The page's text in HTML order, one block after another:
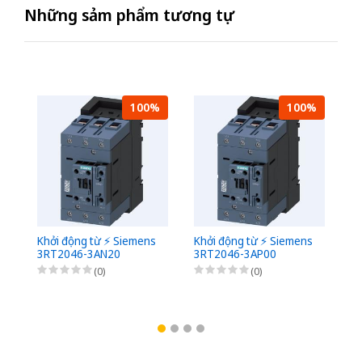
Những sảm phẩm tương tự
100%
Khởi động từ ⚡️ Siemens
3RT2046-3AN20
(0)
100%
Khởi động từ ⚡️ Siemens
3RT2046-3AP00
(0)